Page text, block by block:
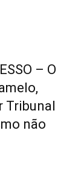
– O
Tribunal
não